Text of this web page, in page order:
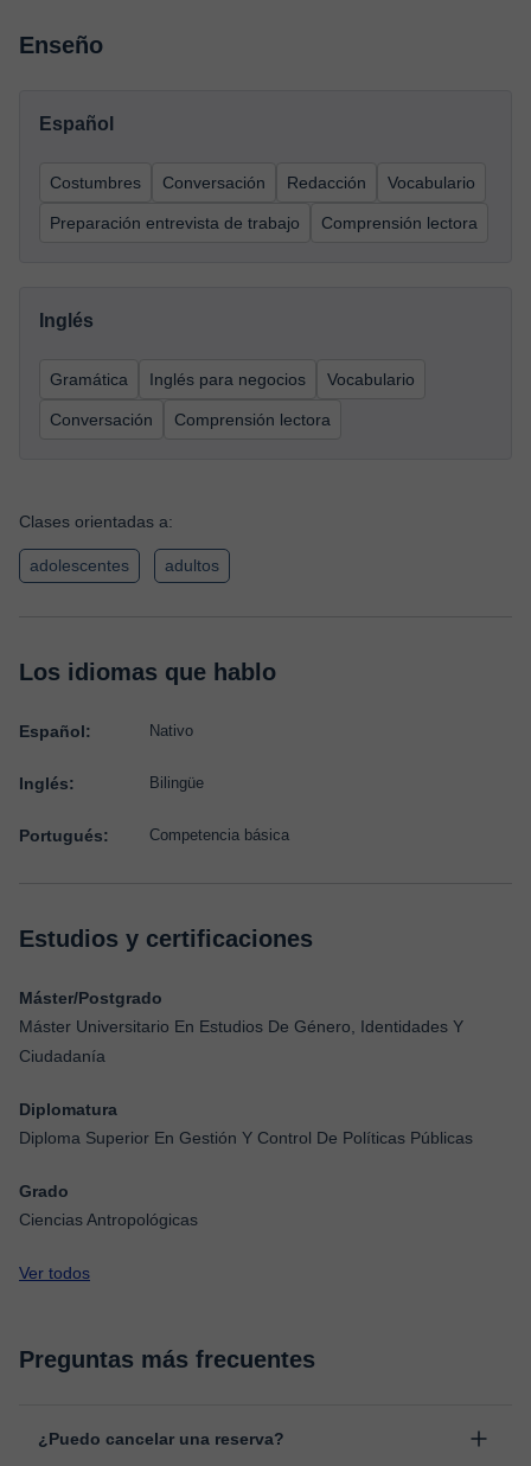
Enseño
Español
Costumbres Conversación Redacción Vocabulario
Preparación entrevista de trabajo Comprensión lectora
Inglés
Gramática Inglés para negocios Vocabulario
Conversación Comprensión lectora
Clases orientadas a:
adolescentes adultos
Los idiomas que hablo
Español: Nativo
Inglés: Bilingüe
Portugués: Competencia básica
Estudios y certificaciones
Máster/Postgrado
Máster Universitario En Estudios De Género, Identidades Y
Ciudadanía
Diplomatura
Diploma Superior En Gestión Y Control De Políticas Públicas
Grado
Ciencias Antropológicas
Ver todos
Preguntas más frecuentes
¿Puedo cancelar una reserva?